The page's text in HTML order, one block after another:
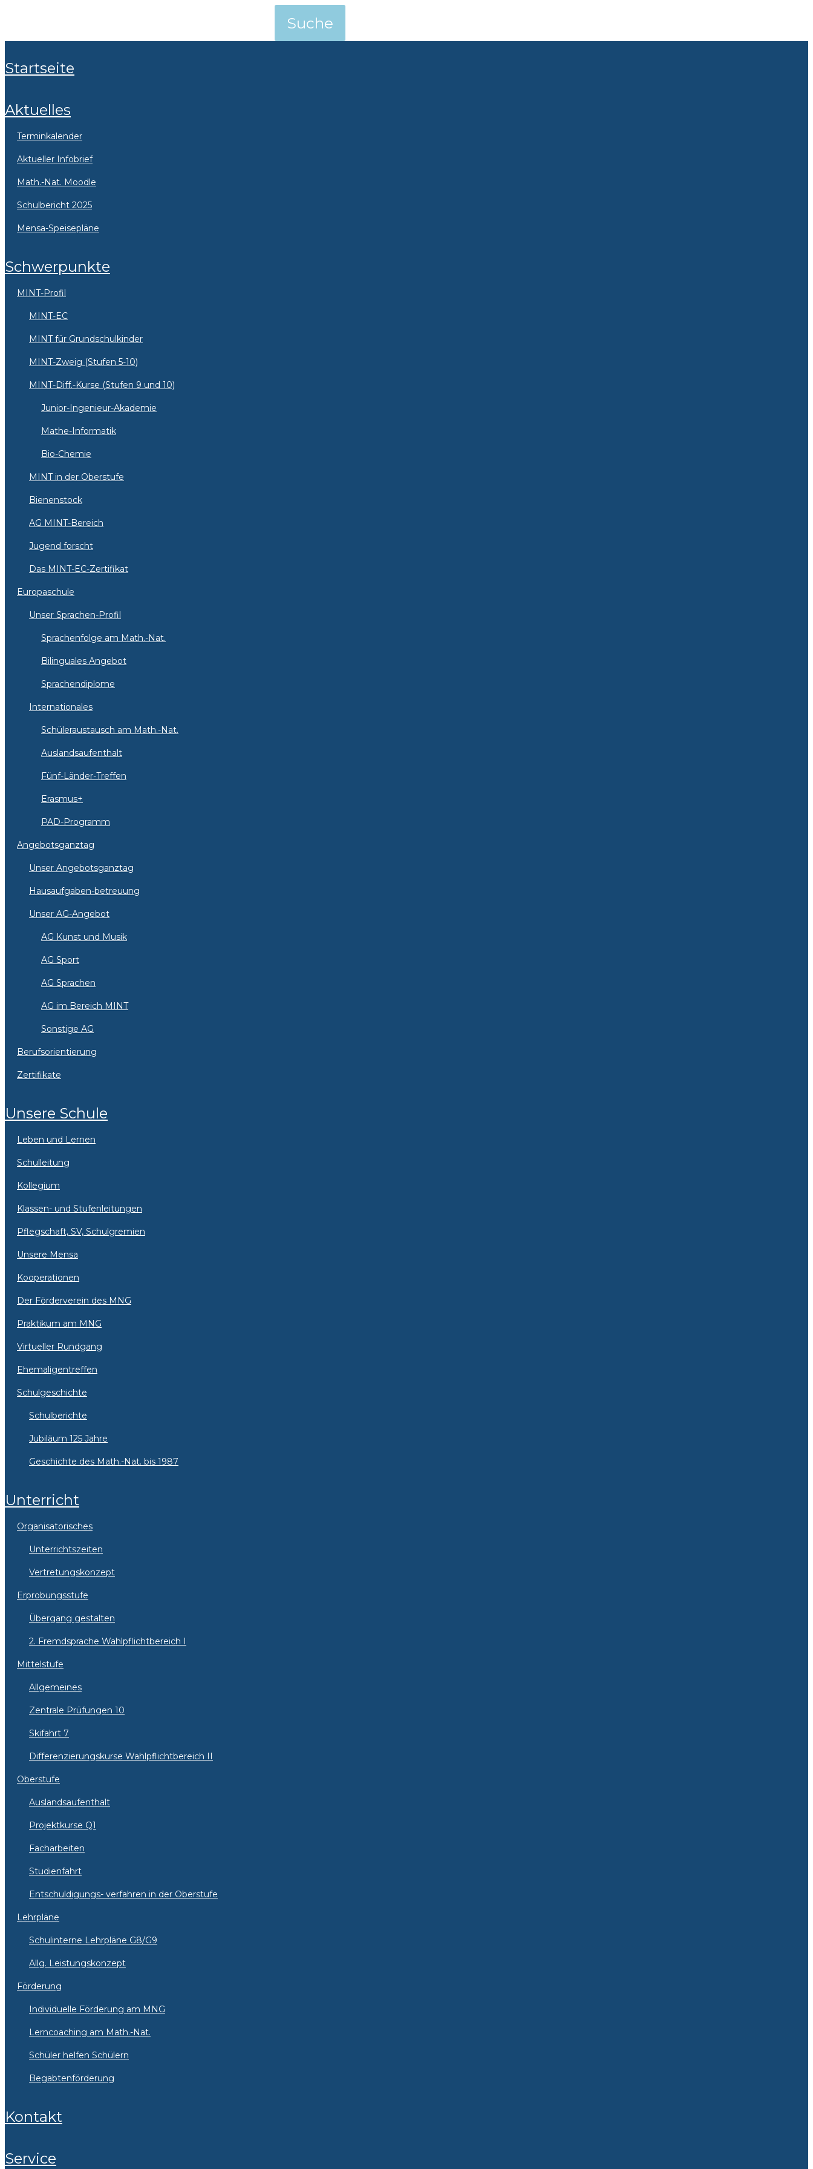
Startseite
Aktuelles
Terminkalender
Aktueller Infobrief
Math.-Nat. Moodle
Schulbericht 2025
Mensa-Speisepläne
Schwerpunkte
MINT-Profil
MINT-EC
MINT für Grundschulkinder
MINT-Zweig (Stufen 5-10)
MINT-Diff.-Kurse (Stufen 9 und 10)
Junior-Ingenieur-Akademie
Mathe-Informatik
Bio-Chemie
MINT in der Oberstufe
Bienenstock
AG MINT-Bereich
Jugend forscht
Das MINT-EC-Zertifikat
Europaschule
Unser Sprachen-Profil
Sprachenfolge am Math.-Nat.
Bilinguales Angebot
Sprachendiplome
Internationales
Schüleraustausch am Math.-Nat.
Auslandsaufenthalt
Fünf-Länder-Treffen
Erasmus+
PAD-Programm
Angebotsganztag
Unser Angebotsganztag
Hausaufgaben-betreuung
Unser AG-Angebot
AG Kunst und Musik
AG Sport
AG Sprachen
AG im Bereich MINT
Sonstige AG
Berufsorientierung
Zertifikate
Unsere Schule
Leben und Lernen
Schulleitung
Kollegium
Klassen- und Stufenleitungen
Pflegschaft, SV, Schulgremien
Unsere Mensa
Kooperationen
Der Förderverein des MNG
Praktikum am MNG
Virtueller Rundgang
Ehemaligentreffen
Schulgeschichte
Schulberichte
Jubiläum 125 Jahre
Geschichte des Math.-Nat. bis 1987
Unterricht
Organisatorisches
Unterrichtszeiten
Vertretungskonzept
Erprobungsstufe
Übergang gestalten
2. Fremdsprache Wahlpflichtbereich I
Mittelstufe
Allgemeines
Zentrale Prüfungen 10
Skifahrt 7
Differenzierungskurse Wahlpflichtbereich II
Oberstufe
Auslandsaufenthalt
Projektkurse Q1
Facharbeiten
Studienfahrt
Entschuldigungs- verfahren in der Oberstufe
Lehrpläne
Schulinterne Lehrpläne G8/G9
Allg. Leistungskonzept
Förderung
Individuelle Förderung am MNG
Lerncoaching am Math.-Nat.
Schüler helfen Schülern
Begabtenförderung
Kontakt
Service